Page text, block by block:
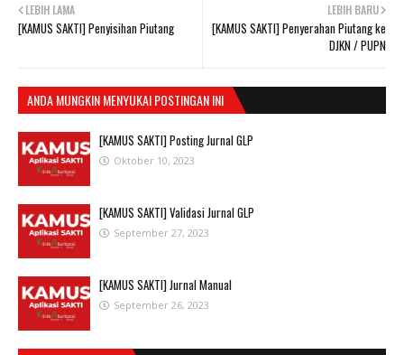
LEBIH BARU
[KAMUS SAKTI] Penyerahan Piutang ke
DJKN / PUPN
LEBIH LAMA
[KAMUS SAKTI] Penyisihan Piutang
ANDA MUNGKIN MENYUKAI POSTINGAN INI
[KAMUS SAKTI] Posting Jurnal GLP
Oktober 10, 2023
[KAMUS SAKTI] Validasi Jurnal GLP
September 27, 2023
[KAMUS SAKTI] Jurnal Manual
September 26, 2023